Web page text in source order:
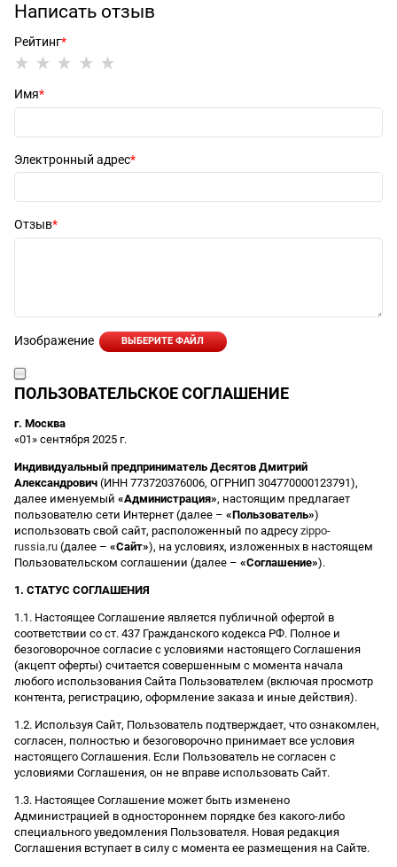
Написать отзыв
Рейтинг
Имя
Электронный адрес
Отзыв
Изображение ВЫБЕРИТЕ ФАЙЛ
ПОЛЬЗОВАТЕЛЬСКОЕ СОГЛАШЕНИЕ
г. Москва
«01» сентября 2025 г.
Индивидуальный предприниматель Десятов Дмитрий
Александрович (ИНН 773720376006, ОГРНИП 304770000123791),
далее именуемый «Администрация», настоящим предлагает
пользователю сети Интернет (далее – «Пользователь»)
использовать свой сайт, расположенный по адресу zippo-
russia.ru (далее – «Сайт»), на условиях, изложенных в настоящем
Пользовательском соглашении (далее – «Соглашение»).
1. СТАТУС СОГЛАШЕНИЯ
1.1. Настоящее Соглашение является публичной офертой в
соответствии со ст. 437 Гражданского кодекса РФ. Полное и
безоговорочное согласие с условиями настоящего Соглашения
(акцепт оферты) считается совершенным с момента начала
любого использования Сайта Пользователем (включая просмотр
контента, регистрацию, оформление заказа и иные действия).
1.2. Используя Сайт, Пользователь подтверждает, что ознакомлен,
согласен, полностью и безоговорочно принимает все условия
настоящего Соглашения. Если Пользователь не согласен с
условиями Соглашения, он не вправе использовать Сайт.
1.3. Настоящее Соглашение может быть изменено
Администрацией в одностороннем порядке без какого-либо
специального уведомления Пользователя. Новая редакция
Соглашения вступает в силу с момента ее размещения на Сайте.